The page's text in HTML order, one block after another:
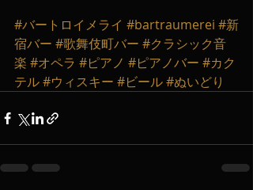
#バートロイメライ #bartraumerei #新
宿バー #歌舞伎町バー #クラシック音
楽 #オペラ #ピアノ #ピアノバー #カク
テル#ウィスキー #ビール#ぬいどり